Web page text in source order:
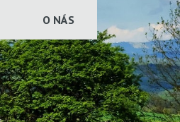
O NÁS